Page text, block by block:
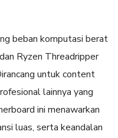
beban komputasi berat
Ryzen Threadripper
untuk content
lainnya yang
ini menawarkan
luas, serta keandalan